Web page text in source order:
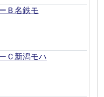
Ｂ名鉄モ
Ｃ新潟モハ